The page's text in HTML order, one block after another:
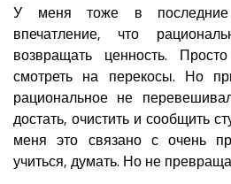
У меня тоже в последние
впечатление, что
возвращать ценность.
смотреть на перекосы. Но
рациональное не
достать, очистить и сообщить
меня это связано с очень
учиться, думать. Но не